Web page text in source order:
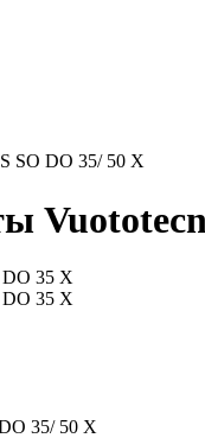
SO DO 35/ 50 X
35/ 50 X